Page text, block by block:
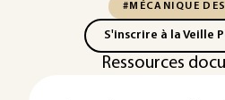
#MÉCANIQUE
S'inscrire à la Veille
Ressources